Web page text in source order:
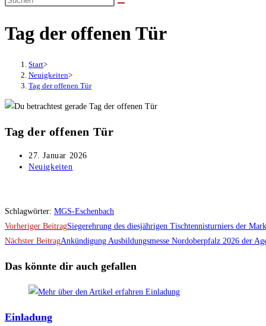
umschalten
Tag der offenen Tür
Start>
Neuigkeiten>
Tag der offenen Tür
Tag der offenen Tür
Beitrag
veröffentlicht:
27. Januar 2026
Beitrags-
Neuigkeiten
Schlagwörter: MGS-Eschenbach
Weitere
Artikel
ansehen
Vorheriger BeitragSiegerehrung des diesjährigen Tischtennisturniers der
Nächster BeitragAnkündigung Ausbildungsmesse Nordoberpfalz 2026 der
Das könnte dir auch gefallen
Einladung